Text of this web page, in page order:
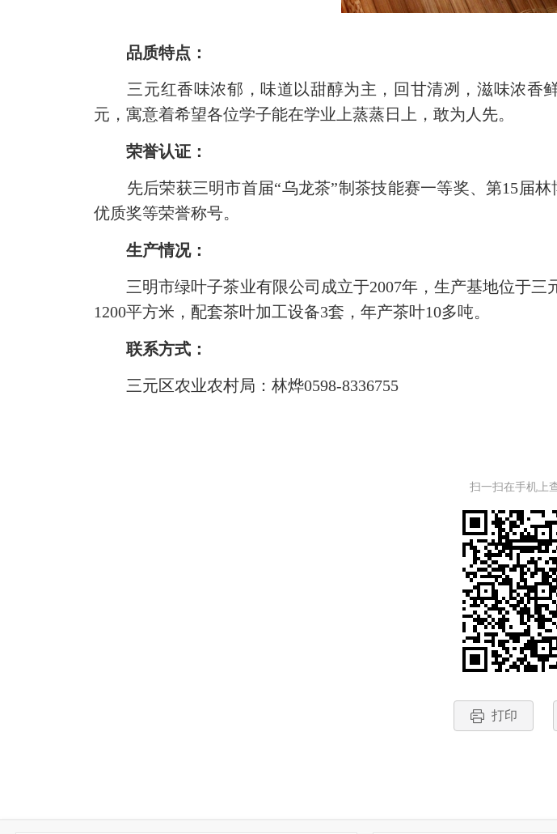
品质特点：
三元红香味浓郁，味道以甜醇为主，回甘清冽，滋味浓香
元，寓意着希望各位学子能在学业上蒸蒸日上，敢为人先。
荣誉认证：
先后荣获三明市首届“乌龙茶”制茶技能赛一等奖、第15届林
优质奖等荣誉称号。
生产情况：
三明市绿叶子茶业有限公司成立于2007年，生产基地位于三
1200平方米，配套茶叶加工设备3套，年产茶叶10多吨。
联系方式：
三元区农业农村局：林烨0598-8336755
扫一扫在手机上
打印